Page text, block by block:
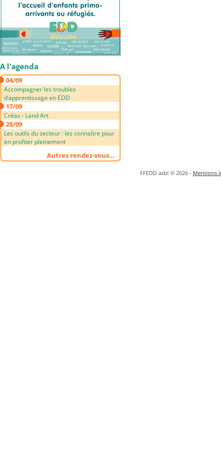
A l'agenda
04/09
Accompagner les troubles
d’apprentissage en EDD
17/09
Créas - Land Art
28/09
Les outils du secteur : les connaître pour
en profiter pleinement
Autres rendez-vous…
FFEDD asbl © 2026 - Mentions